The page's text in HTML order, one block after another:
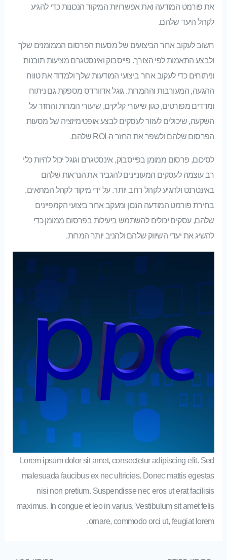
את פורמט המודעה ואת אפשרויות המיקוד הנכונות כדי להגיע
לקהל היעד שלהם.
חשוב לעקוב אחר הביצועים של מסעות הפרסום הממומנים שלך
ולבצע התאמות לפי הצורך. פייסבוק ואינסטגרם מציעות תובנות
וניתוחים כדי לעקוב אחר ביצועי המודעות שלך ולמדוד את טווח
ההגעה, המעורבות וההמרות. גוגל אדוורדס מספקת גם ניתוח
ומדדים מפורטים, כגון שיעורי קליקים, שיעורי המרות והחזר על
השקעה, שיכולים לעזור לעסקים לבצע אופטימיזציה של מסעות
הפרסום שלהם ולשפר את החזר ה-ROI שלהם.
לסיכום, פרסום ממומן בפייסבוק, אינסטגרם וגוגל יכול להיות כלי
רב עוצמה לעסקים המעוניינים להגביר את הנראות שלהם
באינטרנט ולהגיע לקהל רחב יותר. על ידי מיקוד לקהל המתאים,
בחירת פורמט המודעה הנכון ומעקב אחר ביצועי הקמפיינים
שלהם, עסקים יכולים להשתמש ביעילות בפרסום ממומן כדי
להשיג את יעדי השיווק שלהם ולהניב יותר המרות.
Lorem ipsum dolor sit amet, consectetur adipiscing elit. Sed
malesuada faucibus ex nec ultricies. Donec mattis egestas
nisi non pretium. Suspendisse nec eros ut erat facilisis
maximus. In congue et leo in varius. Vestibulum sit amet felis
ornare, commodo orci ut, feugiat lorem.